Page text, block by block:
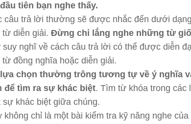
tiên bạn nghe thấy.
câu trả lời thường sẽ được nhắc đến dưới
từ diễn giải. Đừng chỉ lắng nghe những từ
suy nghĩ về cách câu trả lời có thể được diễn
từ đồng nghĩa hoặc diễn giải.
chọn thường trông tương tự về ý nghĩa
để tìm ra sự khác biệt. Tìm từ khóa trong các
sự khác biệt giữa chúng.
không chỉ là một bài kiểm tra kỹ năng nghe